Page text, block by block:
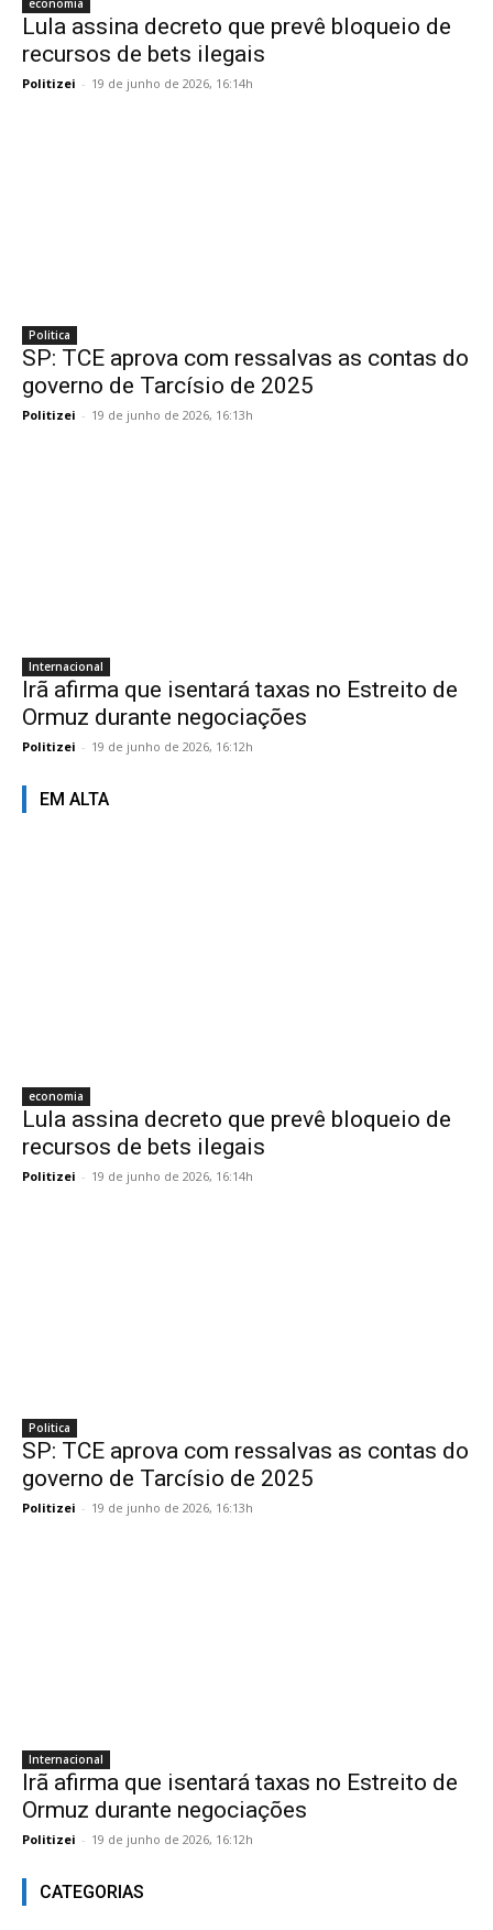
economia
Lula assina decreto que prevê bloqueio de
recursos de bets ilegais
Politizei - 19 de junho de 2026, 16:14h
Politica
SP: TCE aprova com ressalvas as contas do
governo de Tarcísio de 2025
Politizei - 19 de junho de 2026, 16:13h
Internacional
Irã afirma que isentará taxas no Estreito de
Ormuz durante negociações
Politizei - 19 de junho de 2026, 16:12h
EM ALTA
economia
Lula assina decreto que prevê bloqueio de
recursos de bets ilegais
Politizei - 19 de junho de 2026, 16:14h
Politica
SP: TCE aprova com ressalvas as contas do
governo de Tarcísio de 2025
Politizei - 19 de junho de 2026, 16:13h
Internacional
Irã afirma que isentará taxas no Estreito de
Ormuz durante negociações
Politizei - 19 de junho de 2026, 16:12h
CATEGORIAS